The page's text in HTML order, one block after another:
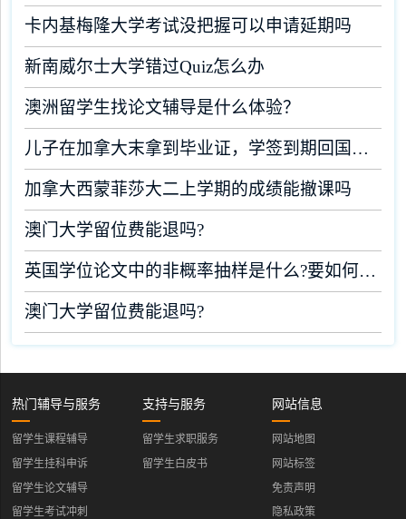
卡内基梅隆大学考试没把握可以申请延期吗
新南威尔士大学错过Quiz怎么办
澳洲留学生找论文辅导是什么体验？
儿子在加拿大末拿到毕业证，学签到期回国了有办法补救吗
加拿大西蒙菲莎大二上学期的成绩能撤课吗
澳门大学留位费能退吗?
英国学位论文中的非概率抽样是什么?要如何完成?
澳门大学留位费能退吗?
热门辅导与服务
留学生课程辅导
留学生挂科申诉
留学生论文辅导
留学生考试冲刺
支持与服务
留学生求职服务
留学生白皮书
网站信息
网站地图
网站标签
免责声明
隐私政策